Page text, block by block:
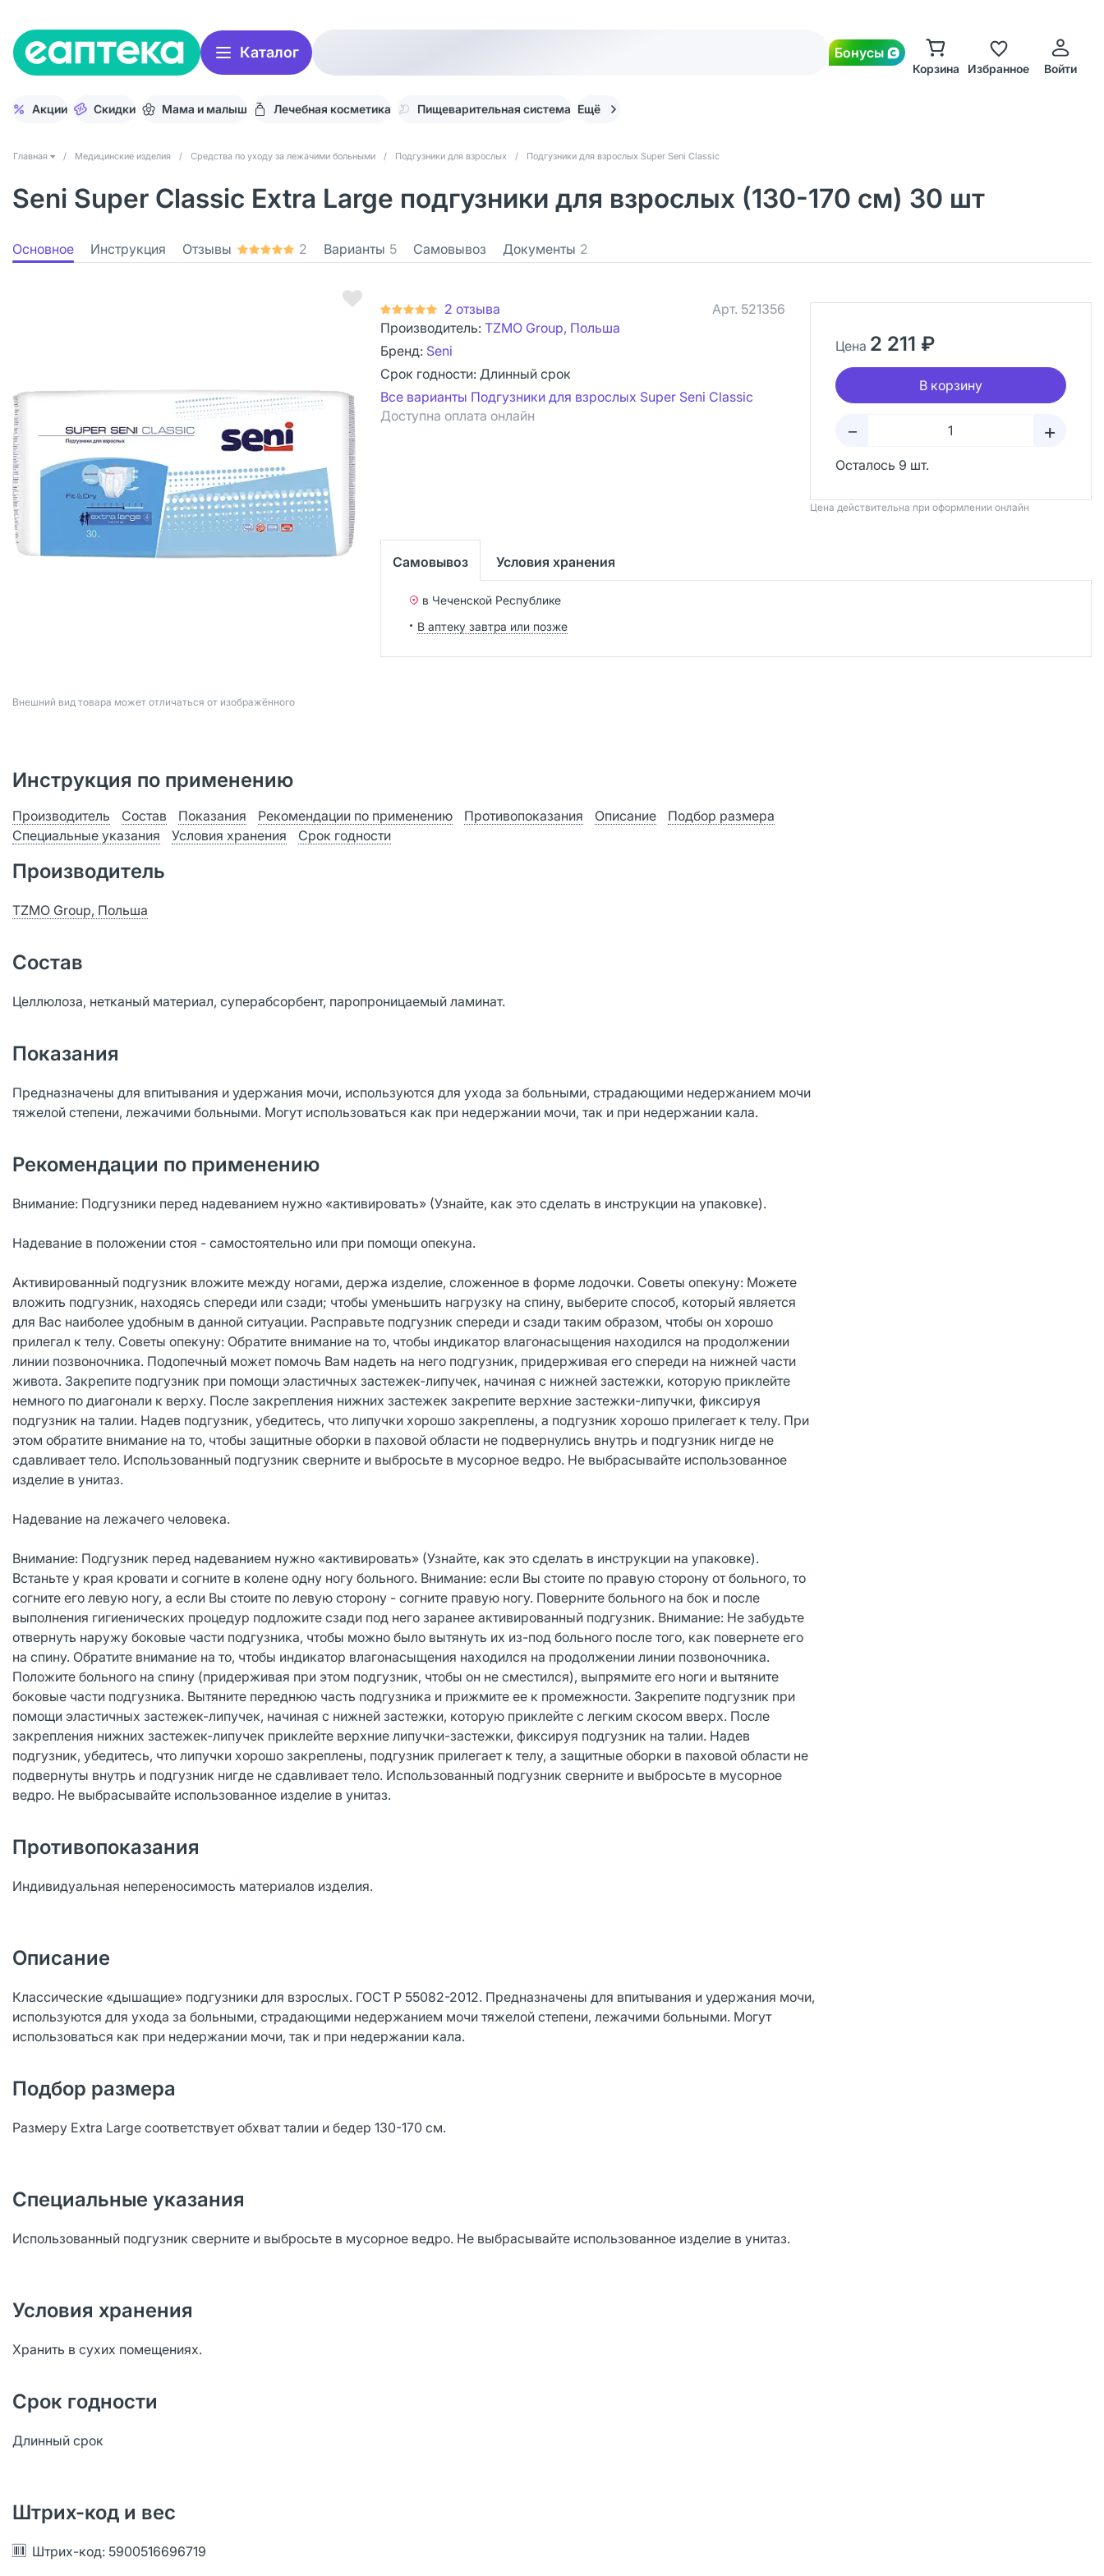
Каталог Бонусы
Корзина Избранное Войти
Акции Скидки Мама и малыш Лечебная косметика Пищеварительная система Ещё
Главная / Медицинские изделия / Средства по уходу за лежачими больными / Подгузники для взрослых / Подгузники для взрослых Super Seni Classic
Seni Super Classic Extra Large подгузники для взрослых (130-170 см) 30 шт
Основное Инструкция Отзывы 2 Варианты 5 Самовывоз Документы 2
Bнешний вид товара может отличаться от изображённого
2 отзыва Арт. 521356
Производитель: TZMO Group, Польша
Бренд: Seni
Срок годности: Длинный срок
Все варианты Подгузники для взрослых Super Seni Classic
Доступна оплата онлайн
Цена 2 211 ₽
В корзину
– +
Осталось 9 шт.
Цена действительна при оформлении онлайн
Самовывоз Условия хранения
в Чеченской Республике
В аптеку завтра или позже
Инструкция по применению
Производитель Состав Показания Рекомендации по применению Противопоказания Описание
Подбор размера
Специальные указания
Условия хранения Срок годности
Производитель
TZMO Group, Польша
Состав
Целлюлоза, нетканый материал, суперабсорбент, паропроницаемый ламинат.
Показания
Предназначены для впитывания и удержания мочи, используются для ухода за больными, страдающими недержанием мочи
тяжелой степени, лежачими больными. Могут использоваться как при недержании мочи, так и при недержании кала.
Рекомендации по применению
Внимание: Подгузники перед надеванием нужно «активировать» (Узнайте, как это сделать в инструкции на упаковке).
Надевание в положении стоя - самостоятельно или при помощи опекуна.
Активированный подгузник вложите между ногами, держа изделие, сложенное в форме лодочки. Советы опекуну: Можете
вложить подгузник, находясь спереди или сзади; чтобы уменьшить нагрузку на спину, выберите способ, который является
для Вас наиболее удобным в данной ситуации. Расправьте подгузник спереди и сзади таким образом, чтобы он хорошо
прилегал к телу. Советы опекуну: Обратите внимание на то, чтобы индикатор влагонасыщения находился на продолжении
линии позвоночника. Подопечный может помочь Вам надеть на него подгузник, придерживая его спереди на нижней части
живота. Закрепите подгузник при помощи эластичных застежек-липучек, начиная с нижней застежки, которую приклейте
немного по диагонали к верху. После закрепления нижних застежек закрепите верхние застежки-липучки, фиксируя
подгузник на талии. Надев подгузник, убедитесь, что липучки хорошо закреплены, а подгузник хорошо прилегает к телу. При
этом обратите внимание на то, чтобы защитные оборки в паховой области не подвернулись внутрь и подгузник нигде не
сдавливает тело. Использованный подгузник сверните и выбросьте в мусорное ведро. Не выбрасывайте использованное
изделие в унитаз.
Надевание на лежачего человека.
Внимание: Подгузник перед надеванием нужно «активировать» (Узнайте, как это сделать в инструкции на упаковке).
Встаньте у края кровати и согните в колене одну ногу больного. Внимание: если Вы стоите по правую сторону от больного, то
согните его левую ногу, а если Вы стоите по левую сторону - согните правую ногу. Поверните больного на бок и после
выполнения гигиенических процедур подложите сзади под него заранее активированный подгузник. Внимание: Не забудьте
отвернуть наружу боковые части подгузника, чтобы можно было вытянуть их из-под больного после того, как повернете его
на спину. Обратите внимание на то, чтобы индикатор влагонасыщения находился на продолжении линии позвоночника.
Положите больного на спину (придерживая при этом подгузник, чтобы он не сместился), выпрямите его ноги и вытяните
боковые части подгузника. Вытяните переднюю часть подгузника и прижмите ее к промежности. Закрепите подгузник при
помощи эластичных застежек-липучек, начиная с нижней застежки, которую приклейте с легким скосом вверх. После
закрепления нижних застежек-липучек приклейте верхние липучки-застежки, фиксируя подгузник на талии. Надев
подгузник, убедитесь, что липучки хорошо закреплены, подгузник прилегает к телу, а защитные оборки в паховой области не
подвернуты внутрь и подгузник нигде не сдавливает тело. Использованный подгузник сверните и выбросьте в мусорное
ведро. Не выбрасывайте использованное изделие в унитаз.
Противопоказания
Индивидуальная непереносимость материалов изделия.
Описание
Классические «дышащие» подгузники для взрослых. ГОСТ Р 55082-2012. Предназначены для впитывания и удержания мочи,
используются для ухода за больными, страдающими недержанием мочи тяжелой степени, лежачими больными. Могут
использоваться как при недержании мочи, так и при недержании кала.
Подбор размера
Размеру Extra Large соответствует обхват талии и бедер 130-170 см.
Специальные указания
Использованный подгузник сверните и выбросьте в мусорное ведро. Не выбрасывайте использованное изделие в унитаз.
Условия хранения
Хранить в сухих помещениях.
Срок годности
Длинный срок
Штрих-код и вес
Штрих-код: 5900516696719